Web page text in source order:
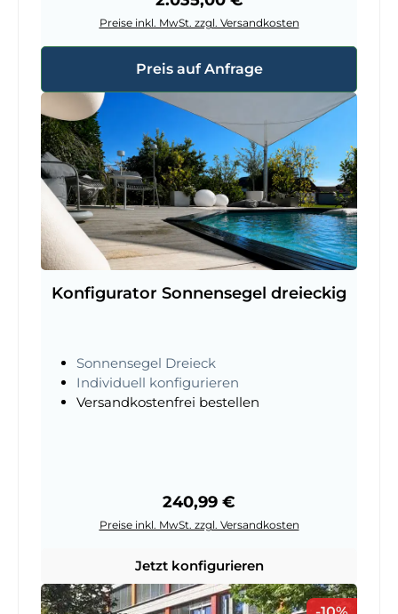
Preise inkl. MwSt. zzgl. Versandkosten
Preis auf Anfrage
Konfigurator Sonnensegel dreieckig
Sonnensegel Dreieck
Individuell konfigurieren
Versandkostenfrei bestellen
Regulärer Preis:
240,99 €
Preise inkl. MwSt. zzgl. Versandkosten
Jetzt konfigurieren